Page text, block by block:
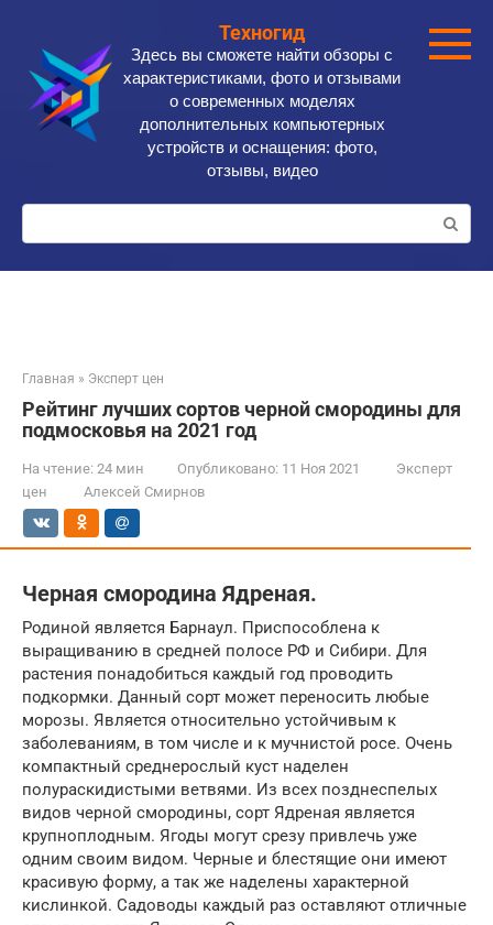
контенту
Техногид
Здесь вы сможете найти обзоры с
характеристиками, фото и отзывами
о современных моделях
дополнительных компьютерных
устройств и оснащения: фото,
отзывы, видео
Поиск:
Главная » Эксперт цен
Рейтинг лучших сортов черной смородины для
подмосковья на 2021 год
На чтение: 24 мин Опубликовано: 11 Ноя 2021
Эксперт
цен
Алексей Смирнов
Черная смородина Ядреная.
Родиной является Барнаул. Приспособлена к
выращиванию в средней полосе РФ и Сибири. Для
растения понадобиться каждый год проводить
подкормки. Данный сорт может переносить любые
морозы. Является относительно устойчивым к
заболеваниям, в том числе и к мучнистой росе. Очень
компактный среднерослый куст наделен
полураскидистыми ветвями. Из всех позднеспелых
видов черной смородины, сорт Ядреная является
крупноплодным. Ягоды могут срезу привлечь уже
одним своим видом. Черные и блестящие они имеют
красивую форму, а так же наделены характерной
кислинкой. Садоводы каждый раз оставляют отличные